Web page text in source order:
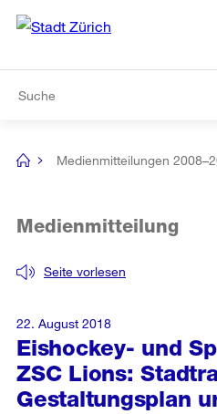
Navigation
[no
Medienmitteilungen
Eishockey- und
ZSC Lions:
Gestaltungsplan
Seite vorlesen
Medienmitteilung
22. August 2018